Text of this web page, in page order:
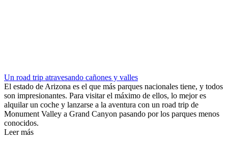
Un road trip atravesando cañones y valles
El estado de Arizona es el que más parques nacionales tiene, y todos
son impresionantes. Para visitar el máximo de ellos, lo mejor es
alquilar un coche y lanzarse a la aventura con un road trip de
Monument Valley a Grand Canyon pasando por los parques menos
conocidos.
Leer más